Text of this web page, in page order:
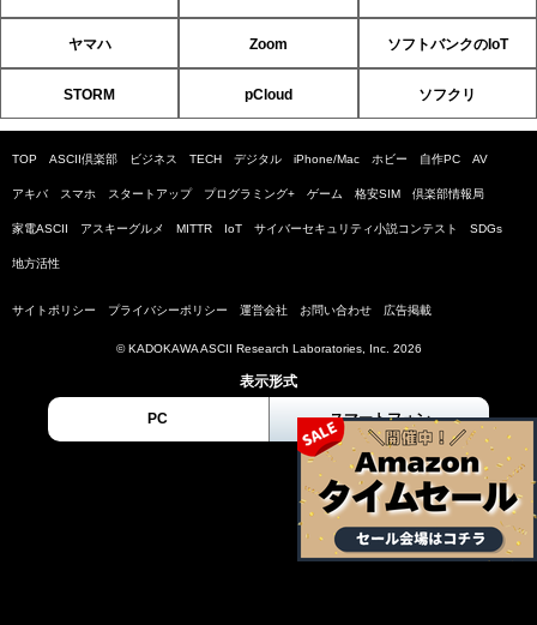
ヤマハ Zoom ソフトバンクのIoT
STORM pCloud ソフクリ
TOP ASCII倶楽部 ビジネス TECH デジタル iPhone/Mac ホビー 自作PC AV
アキバ スマホ スタートアップ プログラミング+ ゲーム 格安SIM 倶楽部情報局
家電ASCII アスキーグルメ MITTR IoT サイバーセキュリティ小説コンテスト SDGs
地方活性
サイトポリシー プライバシーポリシー 運営会社 お問い合わせ 広告掲載
© KADOKAWA ASCII Research Laboratories, Inc. 2026
表示形式
PC スマートフォン